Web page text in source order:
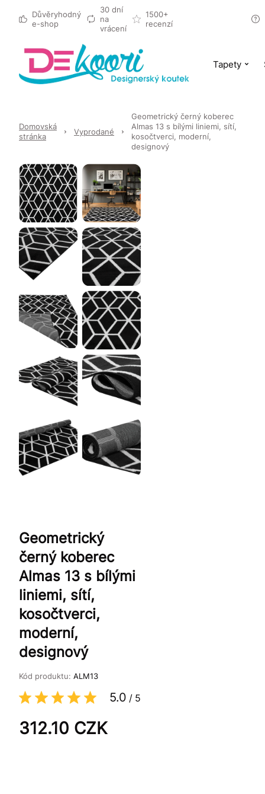
Důvěryhodný
e-shop
30 dní
na
vrácení
1500+
recenzí
Tapety
Domovská
stránka
Vyprodané
Geometrický černý koberec
Almas 13 s bílými liniemi, sítí,
kosočtverci, moderní,
designový
Geometrický
černý koberec
Almas 13 s bílými
liniemi, sítí,
kosočtverci,
moderní,
designový
Kód produktu: ALM13
5.0 / 5
312.10 CZK